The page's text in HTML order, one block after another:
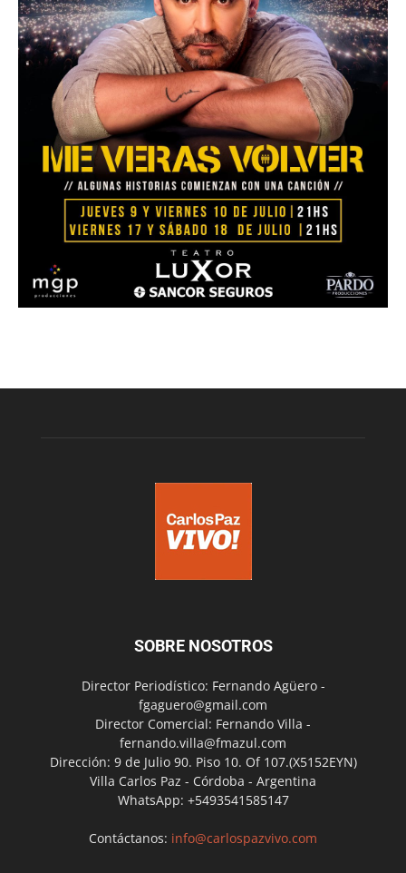
SOBRE NOSOTROS
Director Periodístico: Fernando Agüero -
fgaguero@gmail.com
Director Comercial: Fernando Villa -
fernando.villa@fmazul.com
Dirección: 9 de Julio 90. Piso 10. Of 107.(X5152EYN)
Villa Carlos Paz - Córdoba - Argentina
WhatsApp: +5493541585147
Contáctanos: info@carlospazvivo.com